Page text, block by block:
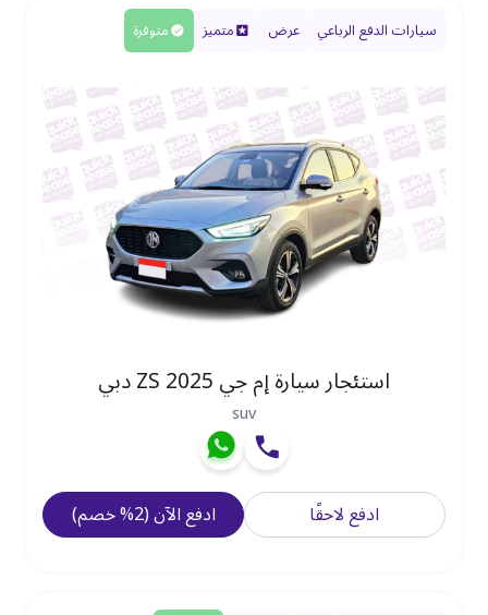
سيارات الدفع الرباعي عرض متميز متوفرة
استئجار سيارة إم جي ZS 2025 دبي
suv
ادفع لاحقًا ادفع الآن(
2
%خصم)